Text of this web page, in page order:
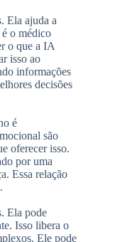
Ela ajuda a
o médico
o que a IA
isso ao
informações
decisões
é
são
oferecer isso.
por uma
Essa relação
Ela pode
Isso libera o
Ele pode